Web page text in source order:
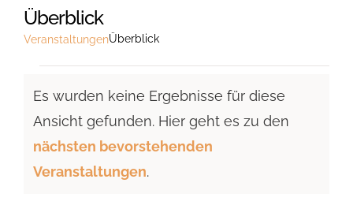
Überblick
VeranstaltungenÜberblick
Hinweis
Es wurden keine Ergebnisse für diese
Ansicht gefunden. Hier geht es zu den
nächsten bevorstehenden
Veranstaltungen.